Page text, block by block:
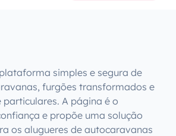
simples e segura de
furgões transformados e
A página é o
e propõe uma solução
os alugueres de autocaravanas